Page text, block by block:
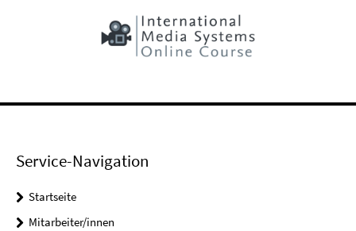
Service-Navigation
Startseite
Mitarbeiter/innen